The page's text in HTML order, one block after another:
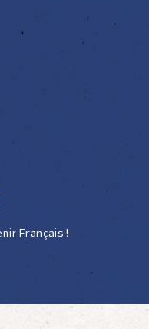
Français !